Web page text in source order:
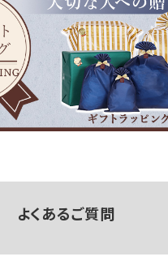
よくあるご質問